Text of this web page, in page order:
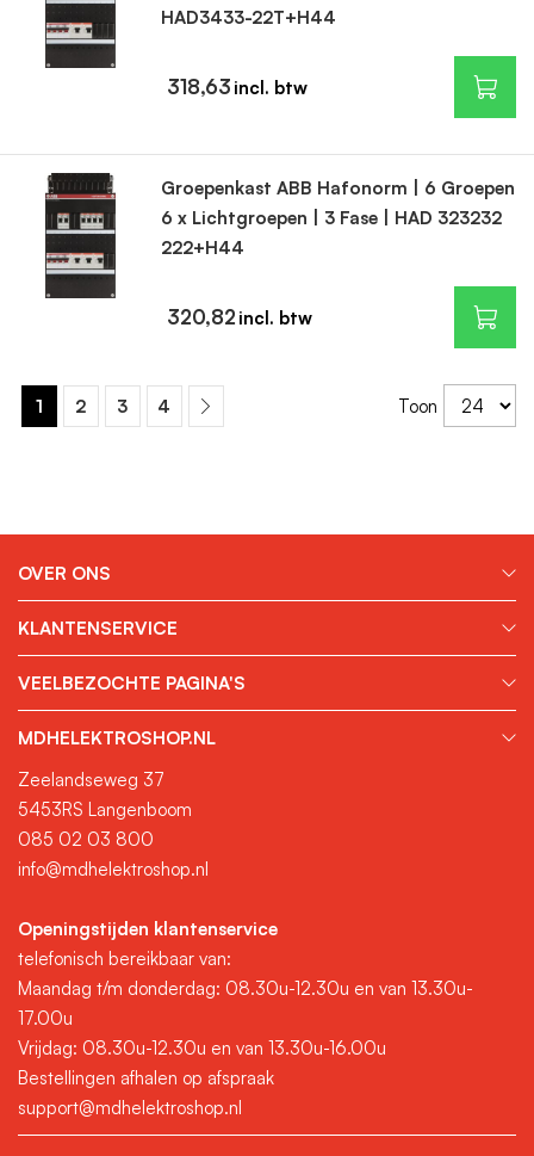
HAD3433-22T+H44
318,63
Groepenkast ABB Hafonorm | 6 Groepen
6 x Lichtgroepen | 3 Fase | HAD 323232
222+H44
320,82
1 2 3 4 Toon
OVER ONS
KLANTENSERVICE
VEELBEZOCHTE PAGINA'S
MDHELEKTROSHOP.NL
Zeelandseweg 37
5453RS Langenboom
085 02 03 800
info@mdhelektroshop.nl
Openingstijden klantenservice
telefonisch bereikbaar van:
Maandag t/m donderdag: 08.30u-12.30u en van 13.30u-
17.00u
Vrijdag: 08.30u-12.30u en van 13.30u-16.00u
Bestellingen afhalen op afspraak
support@mdhelektroshop.nl